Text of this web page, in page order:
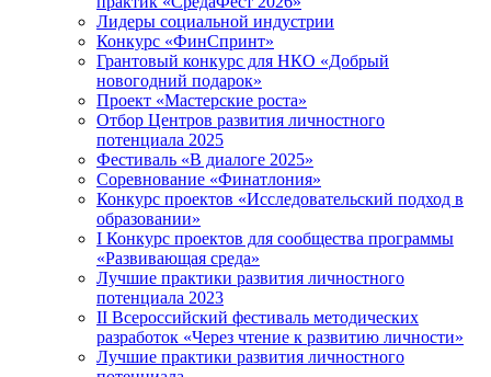
Лидеры социальной индустрии
Конкурс «ФинСпринт»
Грантовый конкурс для НКО «Добрый
новогодний подарок»
Проект «Мастерские роста»
Отбор Центров развития личностного
потенциала 2025
Фестиваль «В диалоге 2025»
Соревнование «Финатлония»
Конкурс проектов «Исследовательский подход в
образовании»
I Конкурс проектов для сообщества программы
«Развивающая среда»
Лучшие практики развития личностного
потенциала 2023
II Всероссийский фестиваль методических
разработок «Через чтение к развитию личности»
Лучшие практики развития личностного